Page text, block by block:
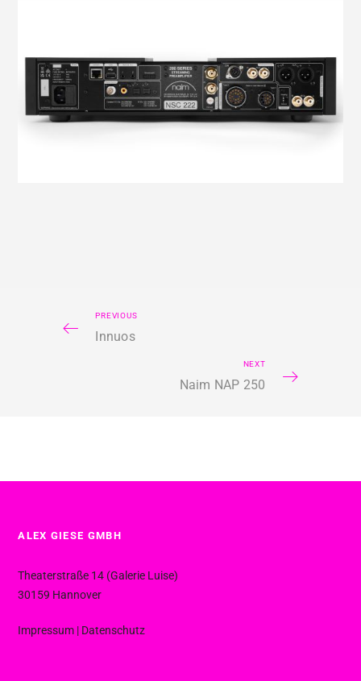
PREVIOUS
Innuos
NEXT
Naim NAP 250
ALEX GIESE GMBH
Theaterstraße 14 (Galerie Luise)
30159 Hannover
Impressum | Datenschutz